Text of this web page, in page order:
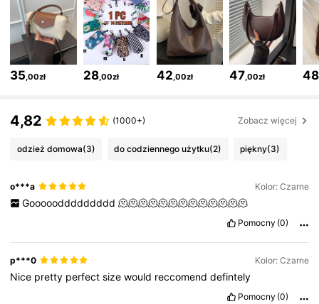
4,86 6.6M Obserwujący
6.6M Obserwujący
4,86 6.6M Obserwujący
35,00zł 28,00zł 42,00zł 47,00zł 48
4,82 (1000+) Zobacz więcej
odzież domowa(3) do codziennego użytku(2) piękny(3)
o***a Kolor: Czarne
Goooooddddddddd 🫠🫠🫠🫠🫠🫠🫠🫠🫠🫠🫠🫠🫠
Pomocny (0)
p***0 Kolor: Czarne
Nice pretty perfectsizewould reccomenddefintely
Pomocny (0)